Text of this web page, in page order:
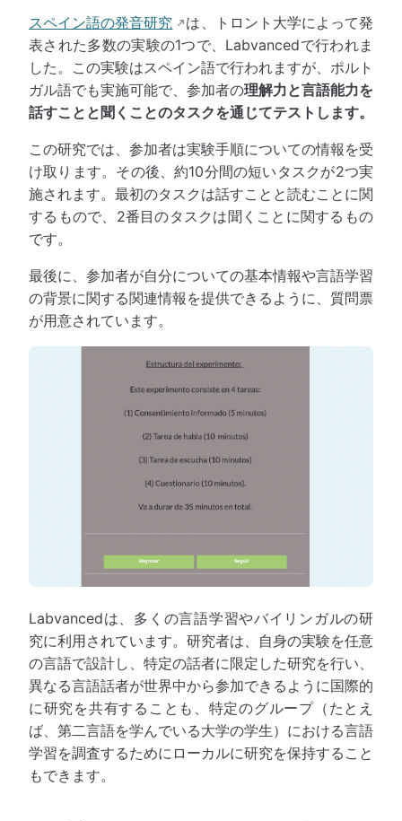
スペイン語の発音研究
は、トロント大学によって発
表された多数の実験の1つで、Labvancedで行われま
した。この実験はスペイン語で行われますが、ポルト
ガル語でも実施可能で、参加者の理解力と言語能力を
話すことと聞くことのタスクを通じてテストします。
この研究では、参加者は実験手順についての情報を受
け取ります。その後、約10分間の短いタスクが2つ実
施されます。最初のタスクは話すことと読むことに関
するもので、2番目のタスクは聞くことに関するもの
です。
最後に、参加者が自分についての基本情報や言語学習
の背景に関する関連情報を提供できるように、質問票
が用意されています。
Labvancedは、多くの言語学習やバイリンガルの研
究に利用されています。研究者は、自身の実験を任意
の言語で設計し、特定の話者に限定した研究を行い、
異なる言語話者が世界中から参加できるように国際的
に研究を共有することも、特定のグループ（たとえ
ば、第二言語を学んでいる大学の学生）における言語
学習を調査するためにローカルに研究を保持すること
もできます。